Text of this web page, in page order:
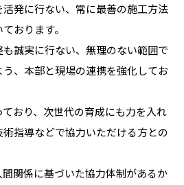
発に行ない、常に最善の施工方法
おります。
誠実に行ない、無理のない範囲で
、本部と現場の連携を強化してお
おり、次世代の育成にも力を入れ
指導などで協力いただける方との
関係に基づいた協力体制があるか